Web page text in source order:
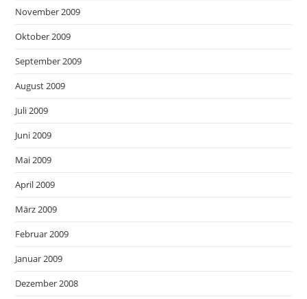
November 2009
Oktober 2009
September 2009
August 2009
Juli 2009
Juni 2009
Mai 2009
April 2009
März 2009
Februar 2009
Januar 2009
Dezember 2008